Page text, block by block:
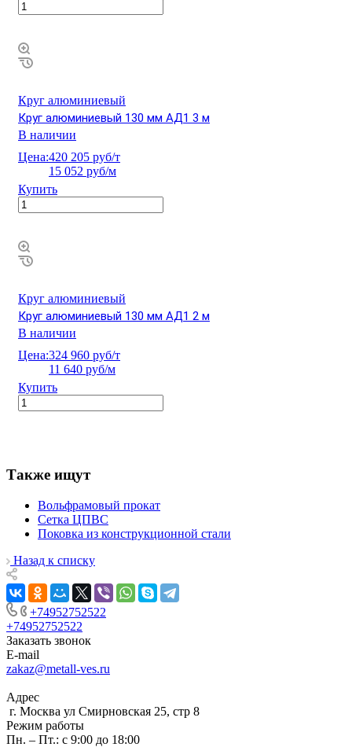
Круг алюминиевый
Круг алюминиевый 130 мм АД1 3 м
В наличии
Цена:420 205 руб/т
15 052 руб/м
Купить
Круг алюминиевый
Круг алюминиевый 130 мм АД1 2 м
В наличии
Цена:324 960 руб/т
11 640 руб/м
Купить
Также ищут
Вольфрамовый прокат
Сетка ЦПВС
Поковка из конструкционной стали
Назад к списку
+74952752522
+74952752522
Заказать звонок
E-mail
zakaz@metall-ves.ru
Адрес
г. Москва ул Смирновская 25, стр 8
Режим работы
Пн. – Пт.: с 9:00 до 18:00